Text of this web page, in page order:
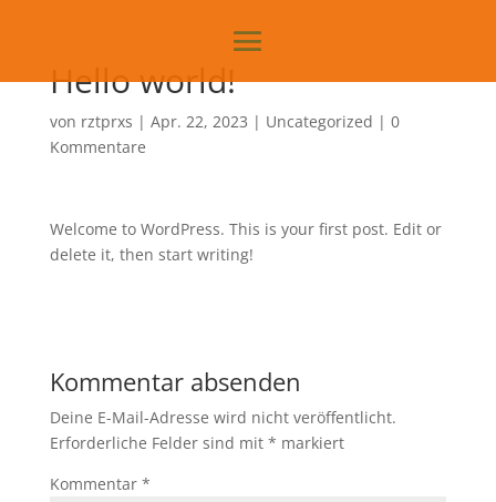
Hello world!
von rztprxs | Apr. 22, 2023 | Uncategorized | 0
Kommentare
Welcome to WordPress. This is your first post. Edit or
delete it, then start writing!
Kommentar absenden
Deine E-Mail-Adresse wird nicht veröffentlicht.
Erforderliche Felder sind mit * markiert
Kommentar *